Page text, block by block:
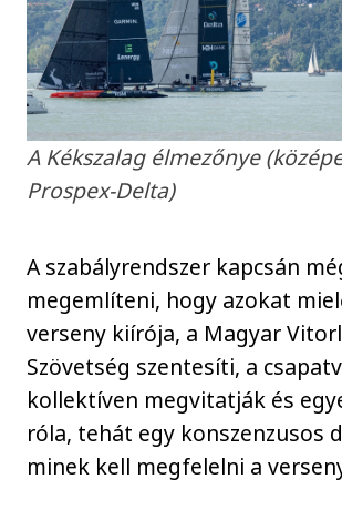
A Kékszalag élmezőnye
Prospex-Delta)
A szabályrendszer kapcsán
megemlíteni, hogy azokat
verseny kiírója, a Magyar
Szövetség szentesíti, a
kollektíven megvitatják és
róla, tehát egy konszenzusos
minek kell megfelelni a